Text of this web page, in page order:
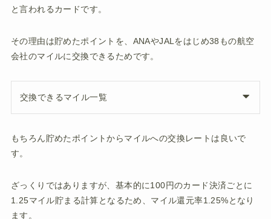
と言われるカードです。
その理由は貯めたポイントを、ANAやJALをはじめ38もの航空
会社のマイルに交換できるためです。
交換できるマイル一覧
もちろん貯めたポイントからマイルへの交換レートは良いで
す。
ざっくりではありますが、基本的に100円のカード決済ごとに
1.25マイル貯まる計算となるため、マイル還元率1.25%となり
ます。